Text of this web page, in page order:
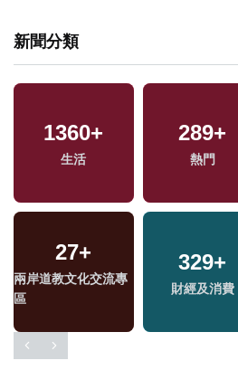
新聞分類
55+
影視
11+
海峽論壇專區
10+
2024總統大選
14+
司法放大鏡